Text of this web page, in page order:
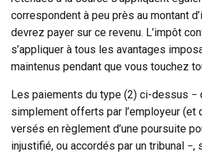
correspondent à peu près au montant
devrez payer sur ce revenu. L’impôt
s’appliquer à tous les avantages
maintenus pendant que vous touchez
Les paiements du type (2) ci-dessus −
simplement offerts par l’employeur (et
versés en règlement d’une poursuite
injustifié, ou accordés par un tribunal −,